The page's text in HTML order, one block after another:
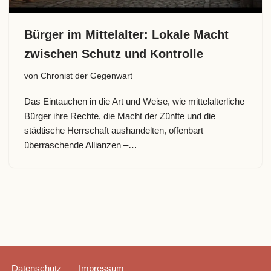
Bürger im Mittelalter: Lokale Macht
zwischen Schutz und Kontrolle
von Chronist der Gegenwart
Das Eintauchen in die Art und Weise, wie mittelalterliche
Bürger ihre Rechte, die Macht der Zünfte und die
städtische Herrschaft aushandelten, offenbart
überraschende Allianzen –…
Datenschutz Impressum